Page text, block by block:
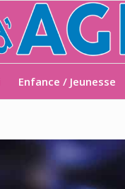
Enfance / Jeunesse